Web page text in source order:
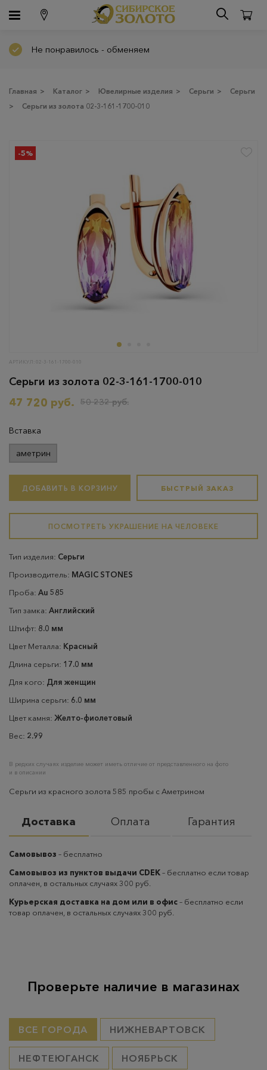
Не понравилось - обменяем
Главная > Каталог > Ювелирные изделия > Серьги >
Серьги
>
Серьги из золота 02-3-161-1700-010
-5%
АРТИКУЛ: 02-3-161-1700-010
Серьги из золота 02-3-161-1700-010
47 720 руб.
50 232 руб.
Вставка
аметрин
ДОБАВИТЬ В КОРЗИНУ БЫСТРЫЙ ЗАКАЗ
ПОСМОТРЕТЬ УКРАШЕНИЕ НА ЧЕЛОВЕКЕ
Тип изделия: Серьги
Производитель: MAGIC STONES
Проба: Au 585
Тип замка: Английский
Штифт: 8.0 мм
Цвет Металла: Красный
Длина серьги: 17.0 мм
Для кого: Для женщин
Ширина серьги: 6.0 мм
Цвет камня: Желто-фиолетовый
Вес: 2.99
В редких случаях изделие может иметь отличие от представленного на фото
и в описании
Серьги из красного золота 585 пробы с Аметрином
Доставка Оплата Гарантия
Самовывоз – бесплатно
Самовывоз из пунктов выдачи CDEK– бесплатно если товар
оплачен, в остальных случаях 300 руб.
Курьерская доставка на дом или в офис– бесплатно если
товар оплачен, в остальных случаях 300 руб.
Проверьте наличие в магазинах
ВСЕ ГОРОДА НИЖНЕВАРТОВСК
НЕФТЕЮГАНСК НОЯБРЬСК